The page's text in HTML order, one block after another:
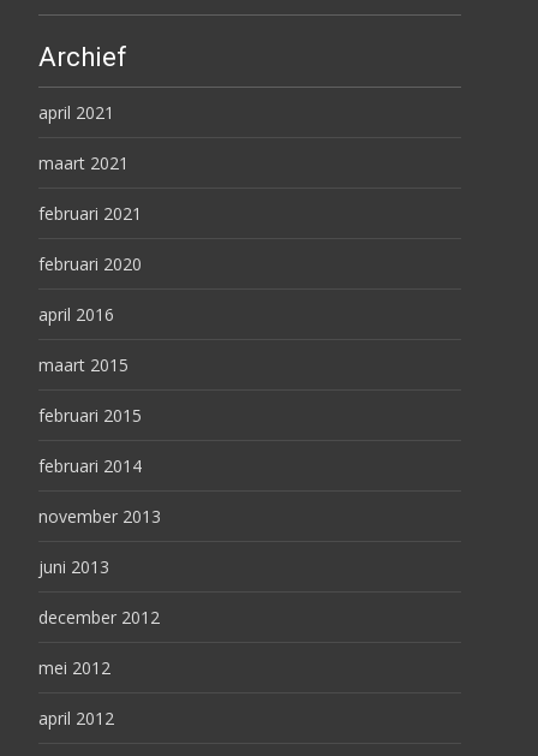
Archief
april 2021
maart 2021
februari 2021
februari 2020
april 2016
maart 2015
februari 2015
februari 2014
november 2013
juni 2013
december 2012
mei 2012
april 2012